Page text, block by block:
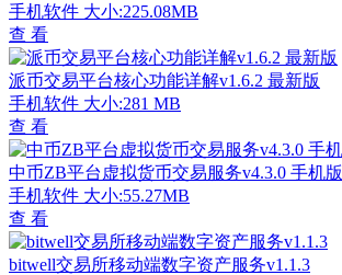
手机软件 大小:225.08MB
查 看
派币交易平台核心功能详解v1.6.2 最新版
手机软件 大小:281 MB
查 看
中币ZB平台虚拟货币交易服务v4.3.0 手机版
手机软件 大小:55.27MB
查 看
bitwell交易所移动端数字资产服务v1.1.3